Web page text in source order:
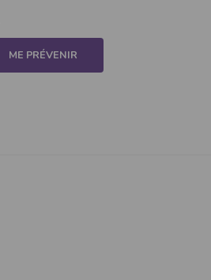
ME PRÉVENIR